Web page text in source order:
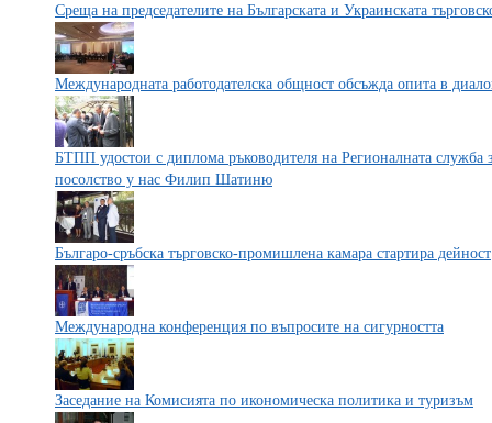
Среща на председателите на Българската и Украинската
Международната работодателска общност обсъжда опита в
БТПП удостои с диплома ръководителя на Регионалната
посолство у нас Филип Шатиню
Българо-сръбска търговско-промишлена камара стартира дейност
Международна конференция по въпросите на сигурността
Заседание на Комисията по икономическа политика и туризъм